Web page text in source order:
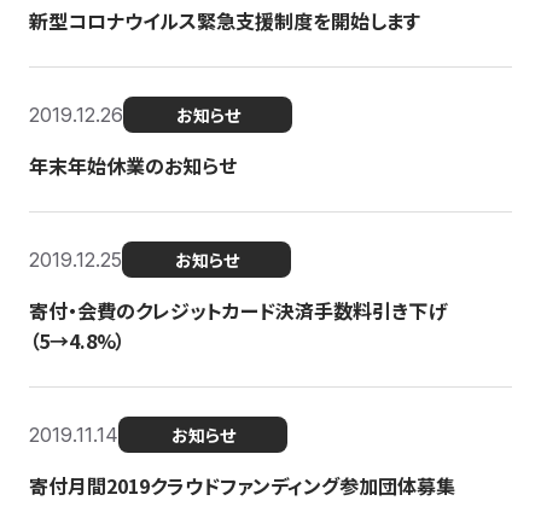
新型コロナウイルス緊急支援制度を開始します
2019.12.26 お知らせ
年末年始休業のお知らせ
2019.12.25 お知らせ
寄付・会費のクレジットカード決済手数料引き下げ
（5→4.8%）
2019.11.14 お知らせ
寄付月間2019クラウドファンディング参加団体募集